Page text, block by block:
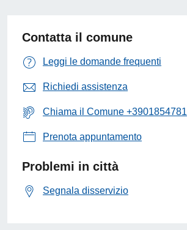
Contatta il comune
Leggi le domande frequenti
Richiedi assistenza
Chiama il Comune +3901854781
Prenota appuntamento
Problemi in città
Segnala disservizio